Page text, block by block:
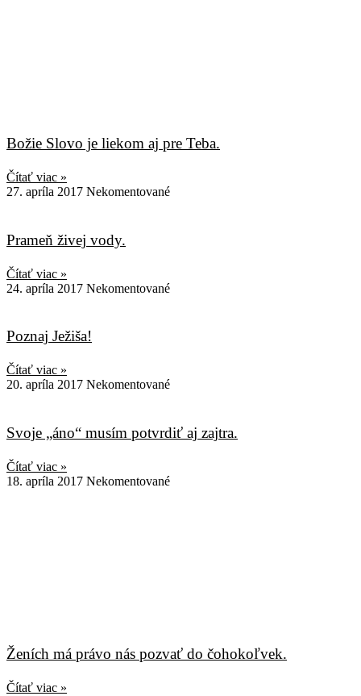
Božie Slovo je liekom aj pre Teba.
Čítať viac »
27. apríla 2017 Nekomentované
Prameň živej vody.
Čítať viac »
24. apríla 2017 Nekomentované
Poznaj Ježiša!
Čítať viac »
20. apríla 2017 Nekomentované
Svoje „áno“ musím potvrdiť aj zajtra.
Čítať viac »
18. apríla 2017 Nekomentované
Ženích má právo nás pozvať do čohokoľvek.
Čítať viac »